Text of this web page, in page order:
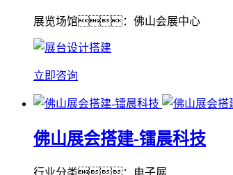
展览场馆：佛山会展中心
立即咨询
佛山展会搭建-镭晨科技
行业分类：电子展